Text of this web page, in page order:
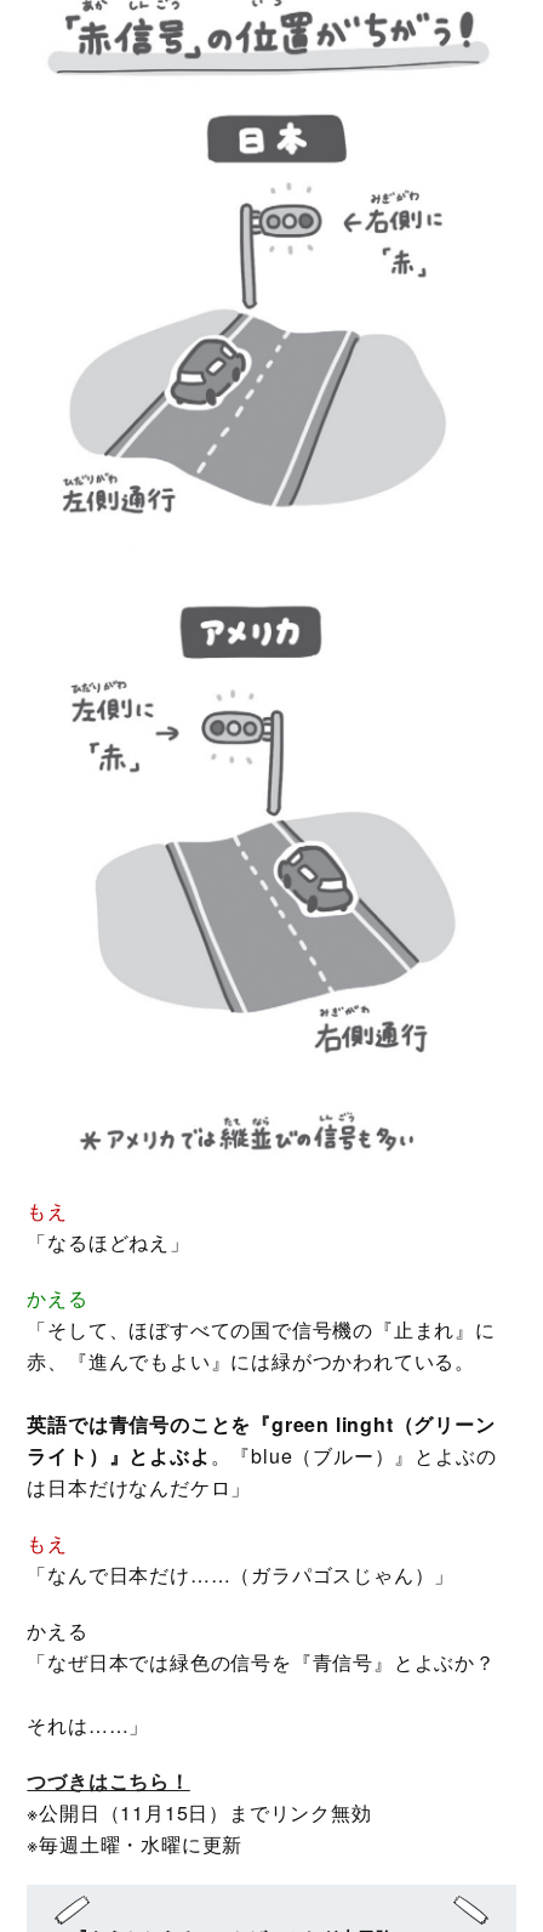
もえ
「なるほどねえ」
かえる
「そして、ほぼすべての国で信号機の『止まれ』に
赤、『進んでもよい』には緑がつかわれている。
英語では青信号のことを『green linght（グリーン
ライト）』とよぶよ。『blue（ブルー）』とよぶの
は日本だけなんだケロ」
もえ
「なんで日本だけ……（ガラパゴスじゃん）」
かえる
「なぜ日本では緑色の信号を『青信号』とよぶか？
それは……」
つづきはこちら！
※公開日（11月15日）までリンク無効
※毎週土曜・水曜に更新